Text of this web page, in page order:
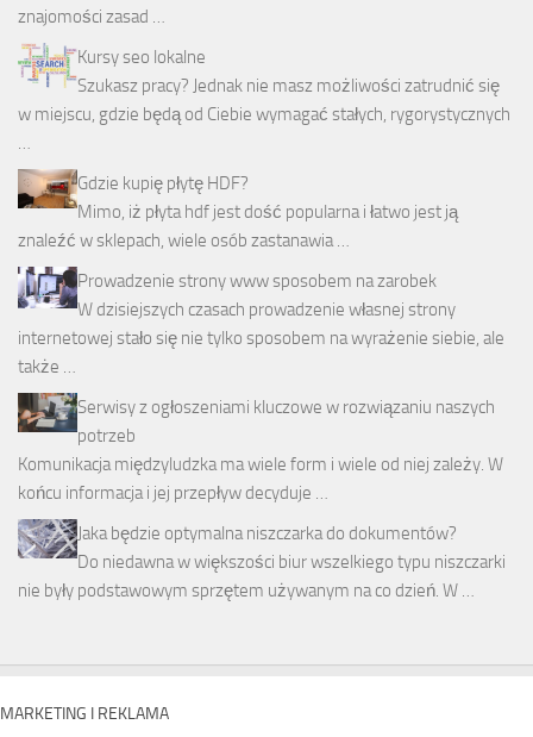
znajomości zasad …
Kursy seo lokalne
Szukasz pracy? Jednak nie masz możliwości zatrudnić się
w miejscu, gdzie będą od Ciebie wymagać stałych, rygorystycznych
Gdzie kupię płytę HDF?
Mimo, iż płyta hdf jest dość popularna i łatwo jest ją
znaleźć w sklepach, wiele osób zastanawia …
Prowadzenie strony www sposobem na zarobek
W dzisiejszych czasach prowadzenie własnej strony
internetowej stało się nie tylko sposobem na wyrażenie siebie, ale
także …
Serwisy z ogłoszeniami kluczowe w rozwiązaniu naszych
potrzeb
Komunikacja międzyludzka ma wiele form i wiele od niej zależy. W
końcu informacja i jej przepływ decyduje …
Jaka będzie optymalna niszczarka do dokumentów?
Do niedawna w większości biur wszelkiego typu niszczarki
nie były podstawowym sprzętem używanym na co dzień. W …
MARKETING I REKLAMA